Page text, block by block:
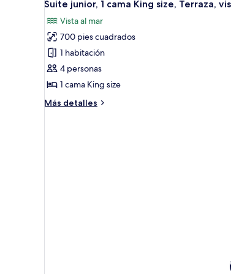
todas
las
fotos
de
Suite
junior,
cama
Suite junior, 1 cama King size, Terraza,
Vista al mar
700 pies cuadrados
1 habitación
4 personas
1 cama King size
Más detalles
Más